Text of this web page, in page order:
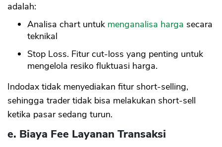
adalah:
Analisa chart untuk menganalisa harga secara
teknikal
Stop Loss. Fitur cut-loss yang penting untuk
mengelola resiko fluktuasi harga.
Indodax tidak menyediakan fitur short-selling,
sehingga trader tidak bisa melakukan short-sell
ketika pasar sedang turun.
e. Biaya Fee Layanan Transaksi